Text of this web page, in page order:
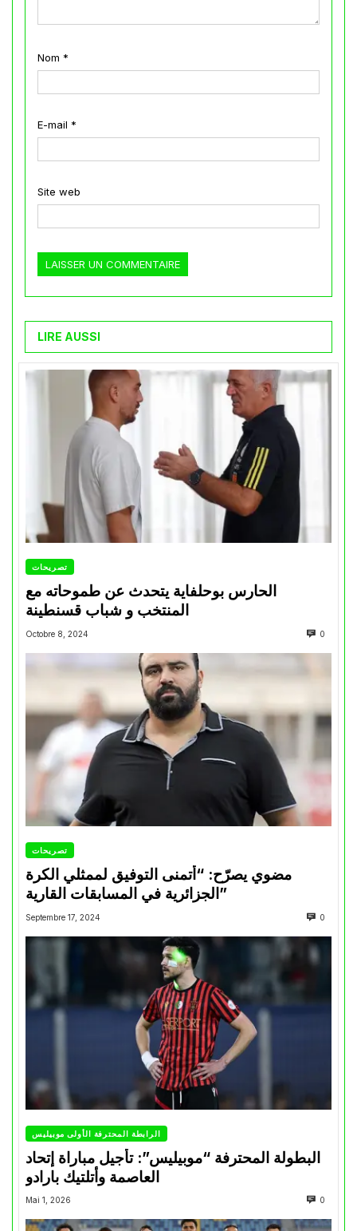
Nom *
E-mail *
Site web
LIRE AUSSI
تصريحات
الحارس بوحلفاية يتحدث عن طموحاته مع
المنتخب و شباب قسنطينة
Octobre 8, 2024 0
تصريحات
مضوي يصرّح: “أتمنى التوفيق لممثلي الكرة
الجزائرية في المسابقات القارية”
Septembre 17, 2024 0
الرابطة المحترفة الأولى موبيليس
البطولة المحترفة “موبيليس”: تأجيل مباراة إتحاد
العاصمة وأتلتيك بارادو
Mai 1, 2026 0